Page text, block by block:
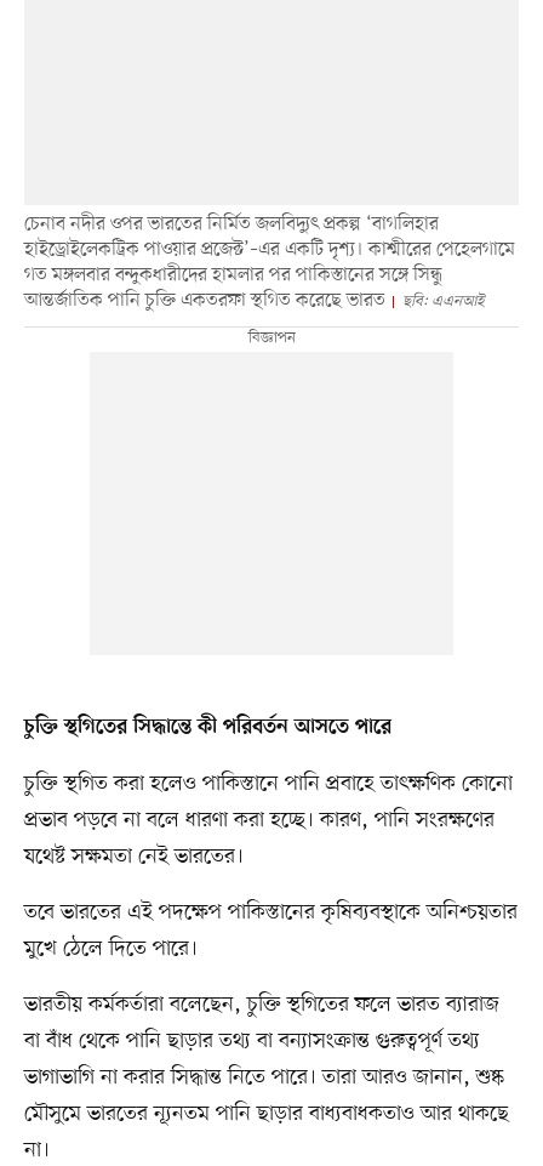
চেনাব নদীর ওপর ভারতের নির্মিত জলবিদ্যুৎ প্রকল্প ‘বাগলিহার
হাইড্রোইলেকট্রিক পাওয়ার প্রজেক্ট’–এর একটি দৃশ্য। কাশ্মীরের পেহেলগামে
গত মঙ্গলবার বন্দুকধারীদের হামলার পর পাকিস্তানের সঙ্গে সিন্ধু
আন্তর্জাতিক পানি চুক্তি একতরফা স্থগিত করেছে ভারত
ছবি: এএনআই
চুক্তি স্থগিতের সিদ্ধান্তে কী পরিবর্তন আসতে পারে
চুক্তি স্থগিত করা হলেও পাকিস্তানে পানি প্রবাহে তাৎক্ষণিক কোনো
প্রভাব পড়বে না বলে ধারণা করা হচ্ছে। কারণ, পানি সংরক্ষণের
যথেষ্ট সক্ষমতা নেই ভারতের।
তবে ভারতের এই পদক্ষেপ পাকিস্তানের কৃষিব্যবস্থাকে অনিশ্চয়তার
মুখে ঠেলে দিতে পারে।
ভারতীয় কর্মকর্তারা বলেছেন, চুক্তি স্থগিতের ফলে ভারত ব্যারাজ
বা বাঁধ থেকে পানি ছাড়ার তথ্য বা বন্যাসংক্রান্ত গুরুত্বপূর্ণ তথ্য
ভাগাভাগি না করার সিদ্ধান্ত নিতে পারে। তারা আরও জানান, শুষ্ক
মৌসুমে ভারতের ন্যূনতম পানি ছাড়ার বাধ্যবাধকতাও আর থাকছে
না।